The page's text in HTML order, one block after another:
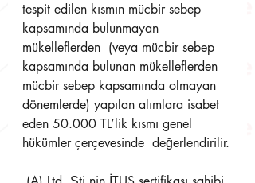
tespit edilen kısmın mücbir sebep
kapsamında bulunmayan
mükelleflerden  (veya mücbir sebep
kapsamında bulunan mükelleflerden
mücbir sebep kapsamında olmayan
dönemlerde) yapılan alımlara isabet
eden 50.000 TL’lik kısmı genel
hükümler çerçevesinde  değerlendirilir.